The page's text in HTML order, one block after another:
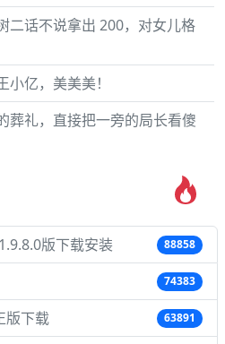
二话不说拿出 200，对女儿格
亿，美美美！
葬礼，直接把一旁的局长看傻
版下载安装 88858
74383
版下载 63891